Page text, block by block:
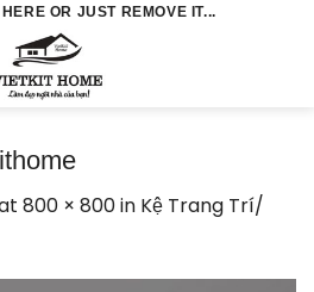
OR JUST REMOVE IT...
800 × 800in Kệ Trang Trí/